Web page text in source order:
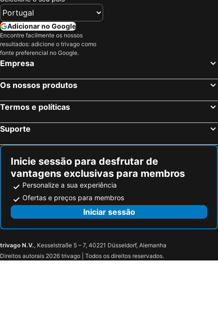
B&B Portatenea
Colleverde Park Hotel
Hotel Foresteria Baglio Della Luna
Villa San Marco
Doric Eco Boutique Resort & Spa - Sicily
Adicionar no Google
Encontre facilmente os nossos
resultados: adicione o trivago como
fonte preferencial no Google.
Empresa
Os nossos produtos
Termos e políticas
Suporte
Inicie sessão para desfrutar de
vantagens exclusivas para membros
Personalize a sua experiência
Ofertas e preços para membros
Iniciar sessão
trivago N.V., Kesselstraße 5 – 7, 40221 Düsseldorf, Alemanha
Direitos autorais 2026 trivago | Todos os direitos reservados.